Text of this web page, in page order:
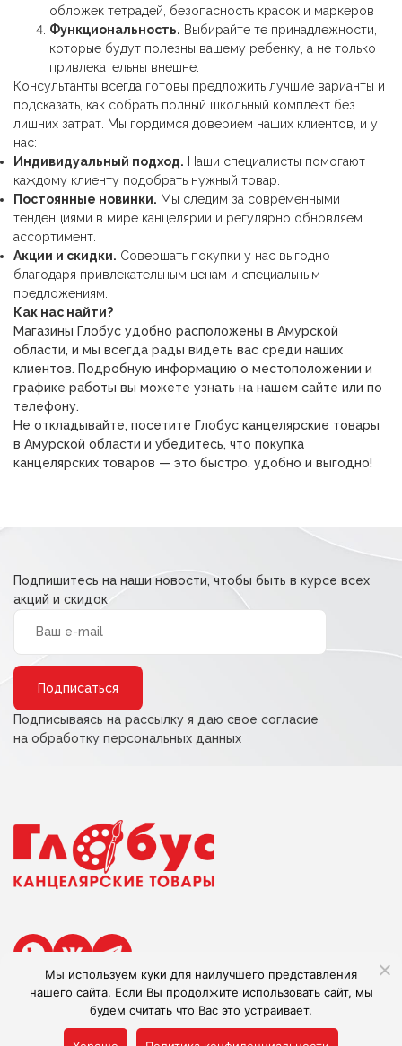
обложек тетрадей, безопасность красок и маркеров
Функциональность. Выбирайте те принадлежности,
которые будут полезны вашему ребенку, а не только
привлекательны внешне.
Консультанты всегда готовы предложить лучшие варианты и
подсказать, как собрать полный школьный комплект без
лишних затрат. Мы гордимся доверием наших клиентов, и у
нас:
Индивидуальный подход. Наши специалисты помогают
каждому клиенту подобрать нужный товар.
Постоянные новинки. Мы следим за современными
тенденциями в мире канцелярии и регулярно обновляем
ассортимент.
Акции и скидки. Совершать покупки у нас выгодно
благодаря привлекательным ценам и специальным
предложениям.
Как нас найти?
Магазины Глобус удобно расположены в Амурской
области, и мы всегда рады видеть вас среди наших
клиентов. Подробную информацию о местоположении и
графике работы вы можете узнать на нашем сайте или по
телефону.
Не откладывайте, посетите Глобус канцелярские товары
в Амурской области и убедитесь, что покупка
канцелярских товаров — это быстро, удобно и выгодно!
Подпишитесь на наши новости, чтобы быть в курсе всех
акций и скидок
Подписываясь на рассылку я даю свое согласие
на обработку персональных данных
Сделано в Adlibis
Мы используем куки для наилучшего представления
нашего сайта. Если Вы продолжите использовать сайт, мы
будем считать что Вас это устраивает.